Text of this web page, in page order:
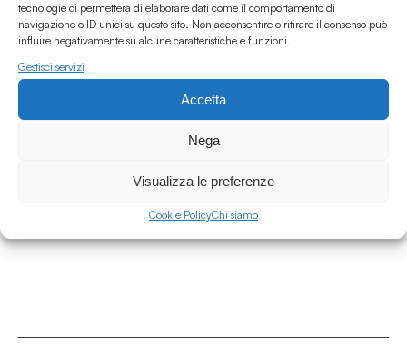
tecnologie ci permetterà di elaborare dati come il comportamento di
navigazione o ID unici su questo sito. Non acconsentire o ritirare il consenso può
influire negativamente su alcune caratteristiche e funzioni.
Gestisci servizi
Accetta
Nega
Visualizza le preferenze
Cookie PolicyChi siamo
25.06.2026
SEED S4 EP15 w/Max Bello